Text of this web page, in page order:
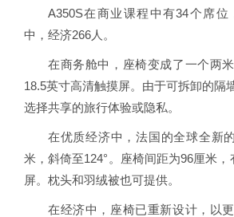
A350S在商业课程中有34个席
中，经济266人。
在商务舱中，座椅变成了一个两
18.5英寸高清触摸屏。由于可拆卸的隔
选择共享的旅行体验或隐私。
在优质经济中，法国的全球全新
米，斜倚至124°。座椅间距为96厘米，
屏。枕头和羽绒被也可提供。
在经济中，座椅已重新设计，以